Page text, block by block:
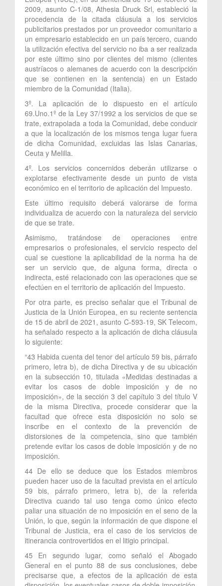
2009, asunto C-1/08, Athesia Druck Srl, estableció la
procedencia de la citada cláusula a los servicios
publicitarios prestados por un proveedor comunitario a
un empresario establecido en un país tercero, cuando
la utilización efectiva del servicio no iba a ser realizada
por este último sino por clientes del mismo (clientes
austríacos o alemanes de acuerdo con la descripción
que se contienen en la sentencia) en un Estado
miembro de la Comunidad (Italia).
3º. La aplicación de lo dispuesto en el artículo
69.Uno.1º de la Ley 37/1992 a los servicios de que se
trate, extrapolada a toda la Comunidad, debe conducir
a que la localización de los mismos tenga lugar fuera
de dicha Comunidad, excluidas las Islas Canarias,
Ceuta y Melilla.
4º. Los servicios concernidos deberán utilizarse o
explotarse efectivamente desde un punto de vista
económico en el territorio de aplicación del Impuesto.
Este último requisito deberá valorarse de forma
individualiza de acuerdo con la naturaleza del servicio
de que se trate.
Asimismo, tratándose de operaciones entre
empresarios o profesionales, el servicio respecto del
cual se cuestione la aplicabilidad de la norma ha de
ser un servicio que, de alguna forma, directa o
indirecta, esté relacionado con las operaciones que se
efectúen en el territorio de aplicación del Impuesto.
Por otra parte, es preciso señalar que el Tribunal de
Justicia de la Unión Europea, en su reciente sentencia
de 15 de abril de 2021, asunto C-593-19, SK Telecom,
ha señalado respecto a la aplicación de dicha cláusula
lo siguiente:
“43 Habida cuenta del tenor del artículo 59 bis, párrafo
primero, letra b), de dicha Directiva y de su ubicación
en la subsección 10, titulada «Medidas destinadas a
evitar los casos de doble imposición y de no
imposición», de la sección 3 del capítulo 3 del título V
de la misma Directiva, procede considerar que la
facultad que ofrece esta disposición no solo se
inscribe en el contexto de la prevención de
distorsiones de la competencia, sino que también
pretende evitar los casos de doble imposición y de no
imposición.
44 De ello se deduce que los Estados miembros
pueden hacer uso de la facultad prevista en el artículo
59 bis, párrafo primero, letra b), de la referida
Directiva cuando tal uso tenga como único efecto
paliar una situación de no imposición en el seno de la
Unión, lo que, según la información de que dispone el
Tribunal de Justicia, era el caso de los servicios de
itinerancia controvertidos en el litigio principal.
45 En segundo lugar, como señaló el Abogado
General en el punto 88 de sus conclusiones, debe
precisarse que, a efectos de la aplicación de esta